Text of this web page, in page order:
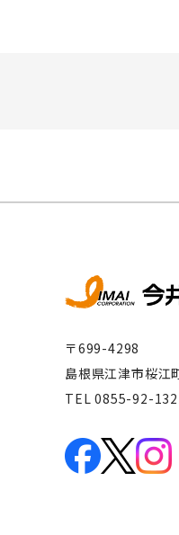
〒699-4298
島根県江津市桜江
TEL 0855-92-